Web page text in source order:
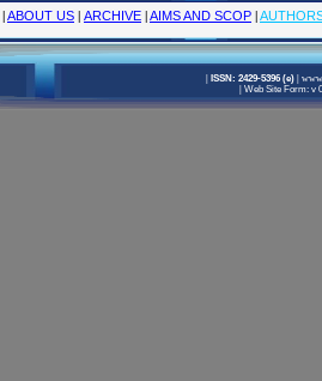
|ISSN: 2429-5396 (e) |
|Web Site Form: v
|ABOUT US | ARCHIVE |AIMS AND SCOP |